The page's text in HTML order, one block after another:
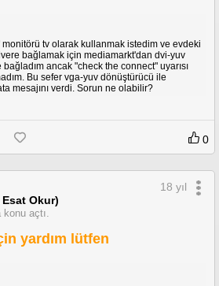
monitörü tv olarak kullanmak istedim ve evdeki
bağlamak için mediamarkt'dan dvi-yuv
ancak "check the connect" uyarısı
Bu sefer vga-yuv dönüştürücü ile
mesajını verdi. Sorun ne olabilir?
0
Okur)
konu açtı.
18 yıl
yardım lütfen